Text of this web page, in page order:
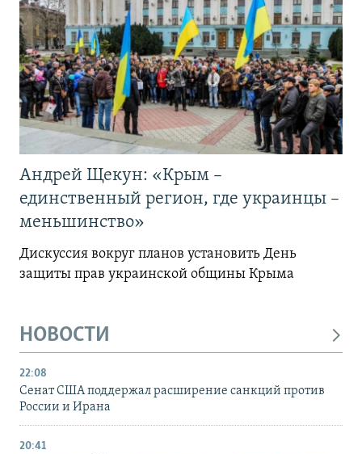
Андрей Щекун: «Крым –
единственный регион, где украинцы –
меньшинство»
Дискуссия вокруг планов установить День
защиты прав украинской общины Крыма
НОВОСТИ
22:08
Сенат США поддержал расширение санкций против
России и Ирана
20:41